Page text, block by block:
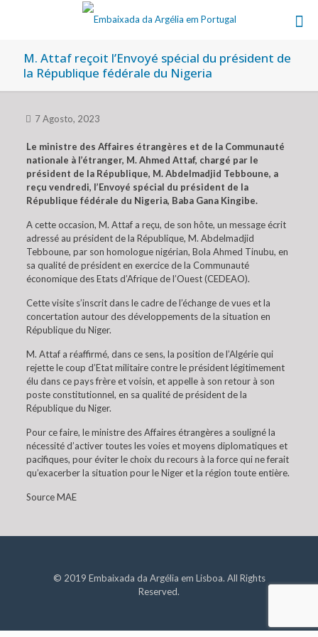
M. Attaf reçoit l’Envoyé spécial du président de
la République fédérale du Nigeria
7 Agosto, 2023
Le ministre des Affaires étrangères et de la Communauté
nationale à l’étranger, M. Ahmed Attaf, chargé par le
président de la République, M. Abdelmadjid Tebboune, a
reçu vendredi, l’Envoyé spécial du président de la
République fédérale du Nigeria, Baba Gana Kingibe.
A cette occasion, M. Attaf a reçu, de son hôte, un message écrit
adressé au président de la République, M. Abdelmadjid
Tebboune, par son homologue nigérian, Bola Ahmed Tinubu, en
sa qualité de président en exercice de la Communauté
économique des Etats d’Afrique de l’Ouest (CEDEAO).
Cette visite s’inscrit dans le cadre de l’échange de vues et la
concertation autour des développements de la situation en
République du Niger.
M. Attaf a réaffirmé, dans ce sens, la position de l’Algérie qui
rejette le coup d’Etat militaire contre le président légitimement
élu dans ce pays frère et voisin, et appelle à son retour à son
poste constitutionnel, en sa qualité de président de la
République du Niger.
Pour ce faire, le ministre des Affaires étrangères a souligné la
nécessité d’activer toutes les voies et moyens diplomatiques et
pacifiques, pour éviter le choix du recours à la force qui ne ferait
qu’exacerber la situation pour le Niger et la région toute entière.
Source MAE
© 2019 Embaixada da Argélia em Lisboa. All Rights
Reserved.